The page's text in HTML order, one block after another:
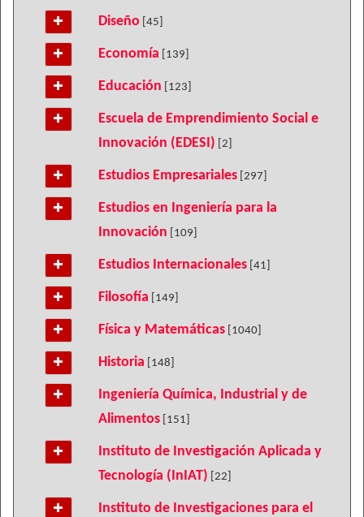
Diseño [45]
Economía [139]
Educación [123]
Escuela de Emprendimiento Social e
Innovación (EDESI) [2]
Estudios Empresariales [297]
Estudios en Ingeniería para la
Innovación [109]
Estudios Internacionales [41]
Filosofía [149]
Física y Matemáticas [1040]
Historia [148]
Ingeniería Química, Industrial y de
Alimentos [151]
Instituto de Investigación Aplicada y
Tecnología (InIAT) [22]
Instituto de Investigaciones para el